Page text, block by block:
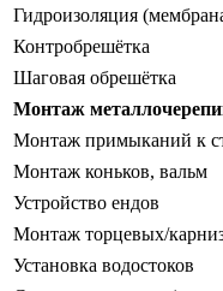
Гидроизоляция
Контробрешётка
Шаговая обрешётка
Монтаж
Монтаж примыканий к
Монтаж коньков, вальм
Устройство ендов
Монтаж торцевых/
Установка водостоков